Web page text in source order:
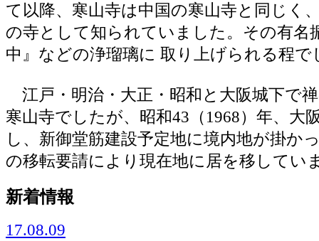
て以降、寒山寺は中国の寒山寺と同じく
の寺として知られていました。その有名
中』などの浄瑠璃に 取り上げられる程で
江戸・明治・大正・昭和と大阪城下で
寒山寺でしたが、昭和43（1968）年、大
し、新御堂筋建設予定地に境内地が掛か
の移転要請により現在地に居を移してい
新着情報
17.08.09